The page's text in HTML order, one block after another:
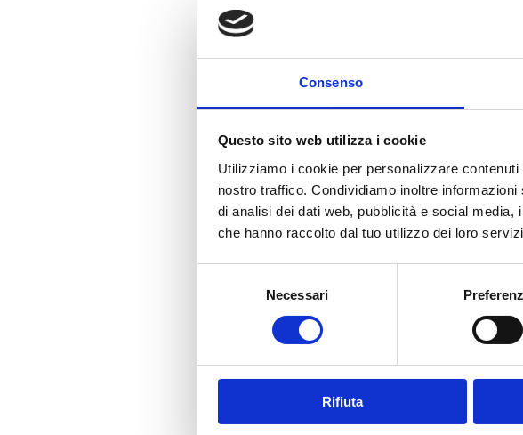
Consenso
Questo sito web utilizza i cookie
Utilizziamo i cookie per personalizzare
nostro traffico. Condividiamo inoltre
di analisi dei dati web, pubblicità e social
che hanno raccolto dal tuo utilizzo dei loro
Necessari
Rifiuta